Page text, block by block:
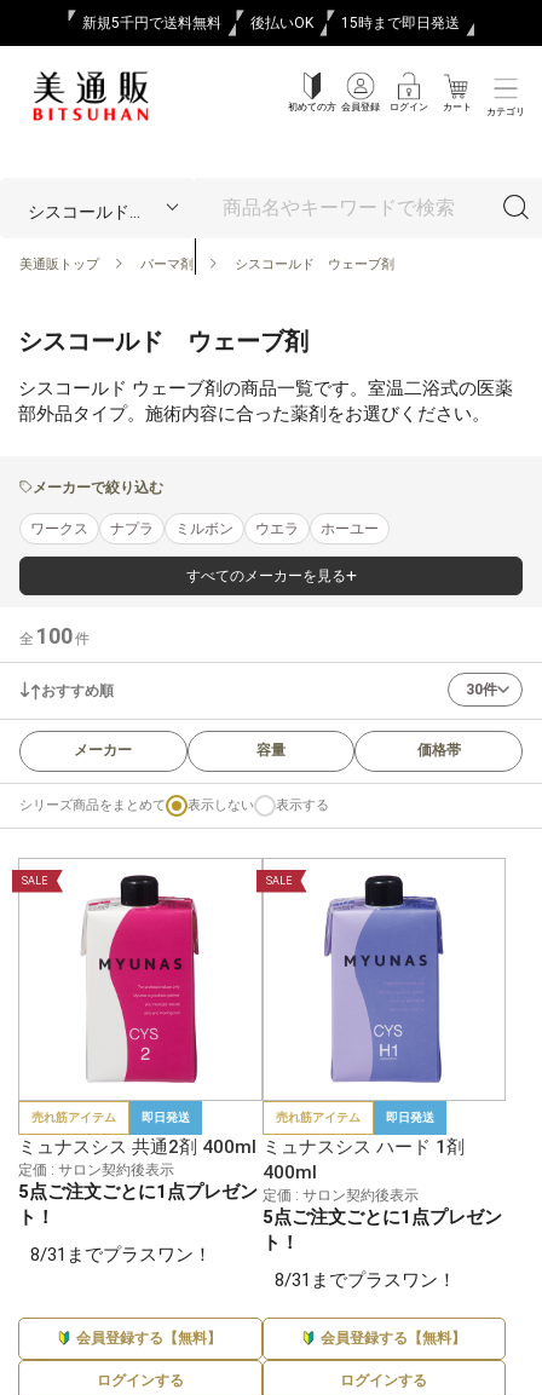
新規5千円で送料無料 後払いOK 15時まで即日発送
初めての方 会員登録 ログイン カート カテゴリ
美通販トップ パーマ剤 シスコールド ウェーブ剤
シスコールド ウェーブ剤
シスコールド ウェーブ剤の商品一覧です。室温二浴式の医薬
部外品タイプ。施術内容に合った薬剤をお選びください。
メーカーで絞り込む
ワークス ナプラ ミルボン ウエラ ホーユー
すべてのメーカーを見る
全 100件
おすすめ順
メーカー 容量 価格帯
30件
シリーズ商品をまとめて 表示しない 表示する
SALE
売れ筋アイテム 即日発送
ミュナスシス 共通2剤 400ml
定価 : サロン契約後表示
5点ご注文ごとに1点プレゼン
ト！
8/31までプラスワン！
会員登録する【無料】
ログインする
SALE
売れ筋アイテム 即日発送
ミュナスシス ハード 1剤
400ml
定価 : サロン契約後表示
5点ご注文ごとに1点プレゼン
ト！
8/31までプラスワン！
会員登録する【無料】
ログインする